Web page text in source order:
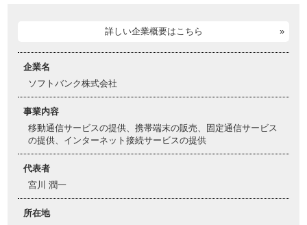
詳しい企業概要はこちら
企業名
ソフトバンク株式会社
事業内容
移動通信サービスの提供、携帯端末の販売、固定通信サービス
の提供、インターネット接続サービスの提供
代表者
宮川 潤一
所在地